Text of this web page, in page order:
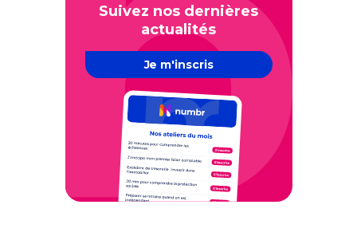
Suivez nos dernières
actualités
Je m'inscris